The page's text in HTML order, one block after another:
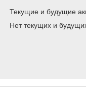
Текущие и будущие
Нет текущих и